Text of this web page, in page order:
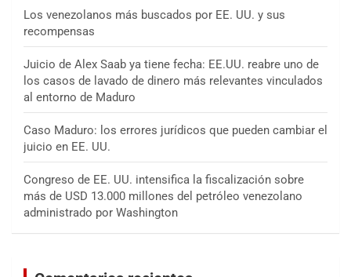
Los venezolanos más buscados por EE. UU. y sus
recompensas
Juicio de Alex Saab ya tiene fecha: EE.UU. reabre uno de
los casos de lavado de dinero más relevantes vinculados
al entorno de Maduro
Caso Maduro: los errores jurídicos que pueden cambiar el
juicio en EE. UU.
Congreso de EE. UU. intensifica la fiscalización sobre
más de USD 13.000 millones del petróleo venezolano
administrado por Washington